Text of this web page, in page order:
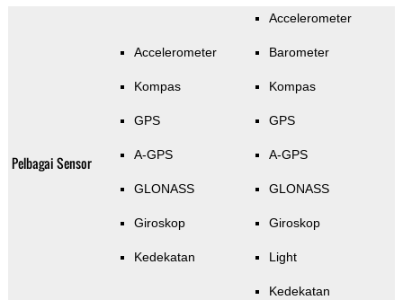
Pelbagai Sensor
Accelerometer
Kompas
GPS
A-GPS
GLONASS
Giroskop
Kedekatan
Accelerometer
Barometer
Kompas
GPS
A-GPS
GLONASS
Giroskop
Light
Kedekatan